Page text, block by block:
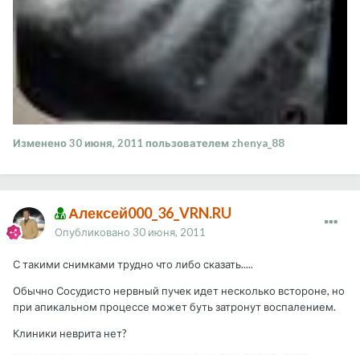
Изменено30 июня, 2011 пользователем zhenya_88
Алексей000_36_VRN.RU
Опубликовано 30 июня, 2011
С такими снимками трудно что либо сказать.....
Обычно Сосудисто нервный пучек идет несколько встороне, но
при апикальном процессе может буть затронут воспалением.
Клиники неврита нет?